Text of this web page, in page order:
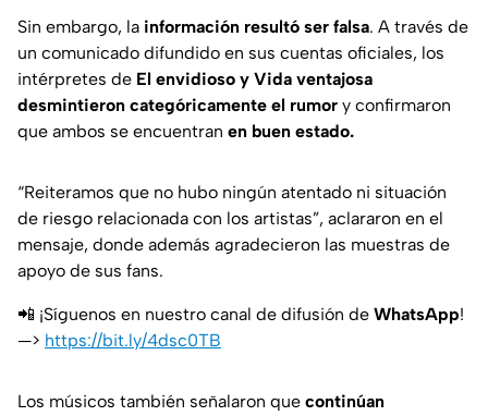
Sin embargo, la información resultó ser falsa. A través de
un comunicado difundido en sus cuentas oficiales, los
intérpretes de El envidioso y Vida ventajosa
desmintieron categóricamente el rumor y confirmaron
que ambos se encuentran en buen estado.
“Reiteramos que no hubo ningún atentado ni situación
de riesgo relacionada con los artistas”, aclararon en el
mensaje, donde además agradecieron las muestras de
apoyo de sus fans.
📲 ¡Síguenos en nuestro canal de difusión de WhatsApp!
—> https://bit.ly/4dsc0TB
Los músicos también señalaron que continúan